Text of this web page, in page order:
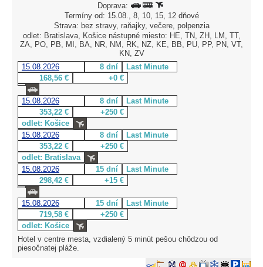
Doprava:
Termíny od: 15.08., 8, 10, 15, 12 dňové
Strava: bez stravy, raňajky, večere, polpenzia
odlet: Bratislava, Košice nástupné miesto: HE, TN, ZH, LM, TT,
ZA, PO, PB, MI, BA, NR, NM, RK, NZ, KE, BB, PU, PP, PN, VT,
KN, ZV
15.08.2026
8 dní
Last Minute
168,56 €
+0 €
15.08.2026 8 dní
Last Minute
353,22 €
+250 €
odlet: Košice
15.08.2026
8 dní
Last Minute
353,22 €
+250 €
odlet: Bratislava
15.08.2026
15 dní
Last Minute
298,42 €
+15 €
15.08.2026 15 dní
Last Minute
719,58 €
+250 €
odlet: Košice
Hotel v centre mesta, vzdialený 5 minút pešou chôdzou od
piesočnatej pláže.